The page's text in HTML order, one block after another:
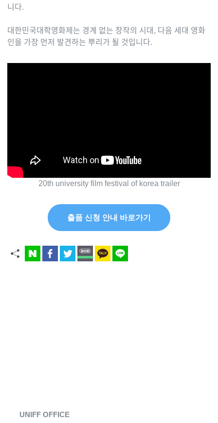
니다.
대한민국대학영화제는 경계 없는 창작의 시대, 다음 세대 영화
인을 가장 먼저 발견하는 뿌리가 될 것입니다.
20th university film festival of korea trailer
출품 신청 안내 바로가기
UNIFF OFFICE